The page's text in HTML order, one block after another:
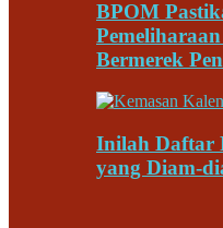
BPOM
Bermerek
Inilah Daftar
yang Diam-